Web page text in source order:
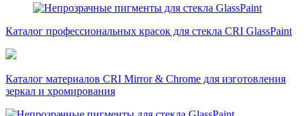
Каталог профессиональных красок для стекла CRI GlassPaint
Каталог материалов CRI Mirror & Chrome для изготовления
зеркал и хромирования